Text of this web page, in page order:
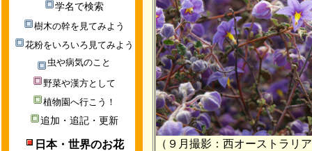
学名で検索
樹木の幹を見てみよう
花粉をいろいろ見てみよう
虫や病気のこと
野菜や漢方として
植物園へ行こう！
追加・追記・更新
日本・世界のお花 （９月撮影：西オーストラリ